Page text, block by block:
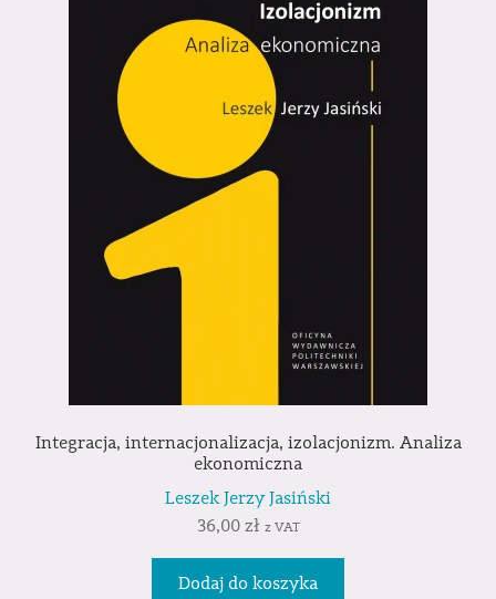
Integracja, internacjonalizacja, izolacjonizm. Analiza
ekonomiczna
Leszek Jerzy Jasiński
36,00 zł z VAT
Dodaj do koszyka